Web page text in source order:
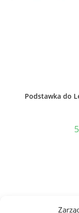
Podstawka do